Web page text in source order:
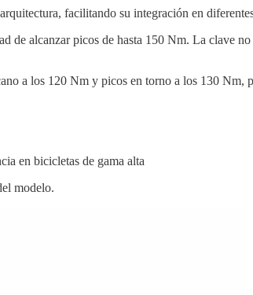
facilitando su integración en
alcanzar picos de hasta 150 Nm. La clave
a los 120 Nm y picos en torno a los 130 Nm,
en bicicletas de gama alta
modelo.